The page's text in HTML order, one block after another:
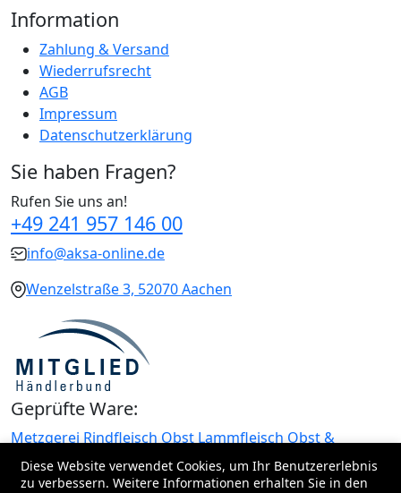
Information
Zahlung & Versand
Wiederrufsrecht
AGB
Impressum
Datenschutzerklärung
Sie haben Fragen?
Rufen Sie uns an!
+49 241 957 146 00
info@aksa-online.de
Wenzelstraße 3, 52070 Aachen
Geprüfte Ware:
Metzgerei Rindfleisch Obst Lammfleisch Obst &
GemüseGemüseHühnerfleisch GewürzeKäseOliven
DattelnMilchprodukte
Diese Website verwendet Cookies, um Ihr Benutzererlebnis
zu verbessern. Weitere Informationen erhalten Sie in den